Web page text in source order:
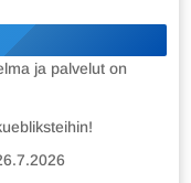
ja palvelut on